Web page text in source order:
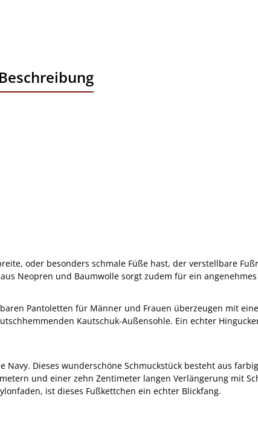
Beschreibung
oder besonders schmale Füße hast, der verstellbare
Neopren und Baumwolle sorgt zudem für ein
Pantoletten für Männer und Frauen überzeugen mit
Kautschuk-Außensohle. Ein echter
Dieses wunderschöne Schmuckstück besteht aus
und einer zehn Zentimeter langen Verlängerung mit
ist dieses Fußkettchen ein echter Blickfang.